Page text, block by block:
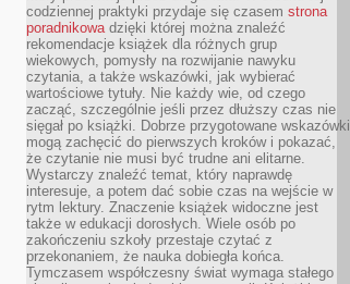
codziennej praktyki przydaje się czasem strona
poradnikowadzięki której można znaleźć
rekomendacje książek dla różnych grup
wiekowych, pomysły na rozwijanie nawyku
czytania, a także wskazówki, jak wybierać
wartościowe tytuły. Nie każdy wie, od czego
zacząć, szczególnie jeśli przez dłuższy czas nie
sięgał po książki. Dobrze przygotowane wskazówki
mogą zachęcić do pierwszych kroków i pokazać,
że czytanie nie musi być trudne ani elitarne.
Wystarczy znaleźć temat, który naprawdę
interesuje, a potem dać sobie czas na wejście w
rytm lektury. Znaczenie książek widoczne jest
także w edukacji dorosłych. Wiele osób po
zakończeniu szkoły przestaje czytać z
przekonaniem, że nauka dobiegła końca.
Tymczasem współczesny świat wymaga stałego